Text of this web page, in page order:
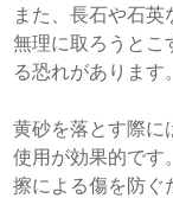
また、長石や石英
無理に取ろうとこ
る恐れがあります。
黄砂を落とす際に
使用が効果的です
擦による傷を防ぐ